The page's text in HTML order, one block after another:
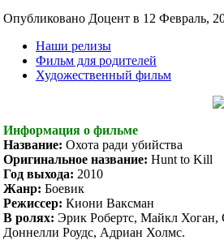
Опубликовано Доцент в 12 Февраль,
Наши релизы
Фильм для родителей
Художественный фильм
Информация о фильме
Название: Охота ради убийства
Оригинальное название: Hunt to Kill
Год выхода: 2010
Жанр: Боевик
Режиссер: Киони Ваксман
В ролях: Эрик Робертс, Майкл
Доннелли Роудс, Адриан Холмс.